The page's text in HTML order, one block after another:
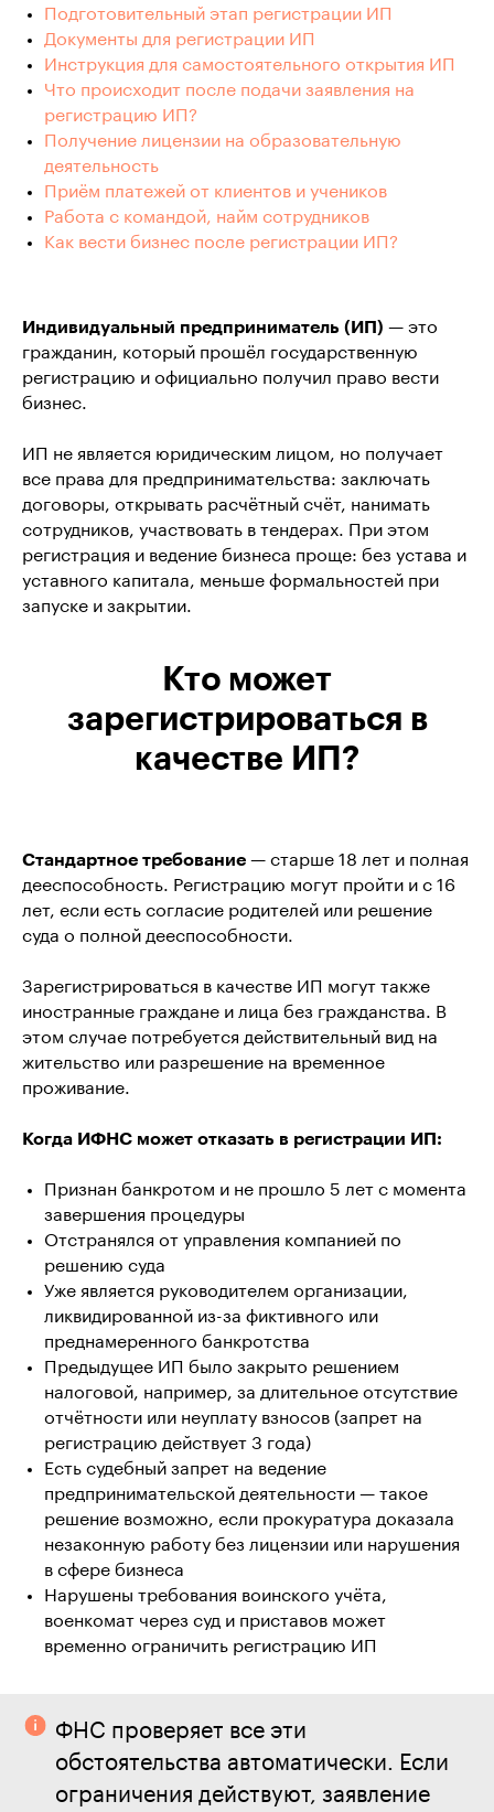
Подготовительный этап регистрации ИП
Документы для регистрации ИП
Инструкция для самостоятельного открытия ИП
Что происходит после подачи заявления на
регистрацию ИП?
Получение лицензии на образовательную
деятельность
Приём платежей от клиентов и учеников
Работа с командой, найм сотрудников
Как вести бизнес после регистрации ИП?
Индивидуальный предприниматель (ИП) — это
гражданин, который прошёл государственную
регистрацию и официально получил право вести
бизнес.
ИП не является юридическим лицом, но получает
все права для предпринимательства: заключать
договоры, открывать расчётный счёт, нанимать
сотрудников, участвовать в тендерах. При этом
регистрация и ведение бизнеса проще: без устава и
уставного капитала, меньше формальностей при
запуске и закрытии.
Кто может
зарегистрироваться в
качестве ИП?
Стандартное требование — старше 18 лет и полная
дееспособность. Регистрацию могут пройти и с 16
лет, если есть согласие родителей или решение
суда о полной дееспособности.
Зарегистрироваться в качестве ИП могут также
иностранные граждане и лица без гражданства. В
этом случае потребуется действительный вид на
жительство или разрешение на временное
проживание.
Когда ИФНС может отказать в регистрации ИП:
Признан банкротом и не прошло 5 лет с момента
завершения процедуры
Отстранялся от управления компанией по
решению суда
Уже является руководителем организации,
ликвидированной из-за фиктивного или
преднамеренного банкротства
Предыдущее ИП было закрыто решением
налоговой, например, за длительное отсутствие
отчётности или неуплату взносов (запрет на
регистрацию действует 3 года)
Есть судебный запрет на ведение
предпринимательской деятельности — такое
решение возможно, если прокуратура доказала
незаконную работу без лицензии или нарушения
в сфере бизнеса
Нарушены требования воинского учёта,
военкомат через суд и приставов может
временно ограничить регистрацию ИП
ФНС проверяет все эти
обстоятельства автоматически. Если
ограничения действуют, заявление